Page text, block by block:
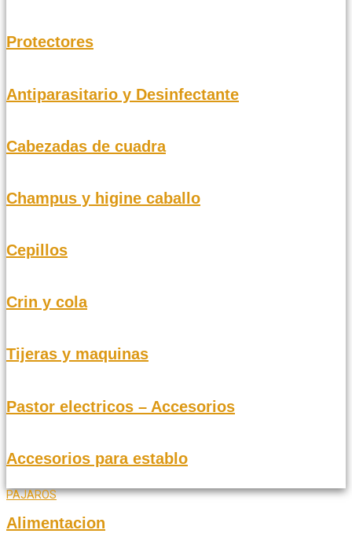
Protectores
Antiparasitario y Desinfectante
Cabezadas de cuadra
Champus y higine caballo
Cepillos
Crin y cola
Tijeras y maquinas
Pastor electricos – Accesorios
Accesorios para establo
PAJAROS
Alimentacion